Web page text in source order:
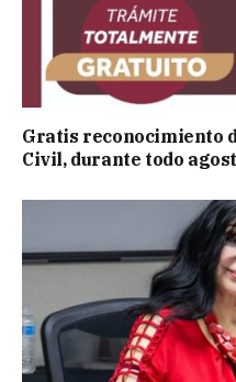
Gratis reconocimiento
Civil, durante todo